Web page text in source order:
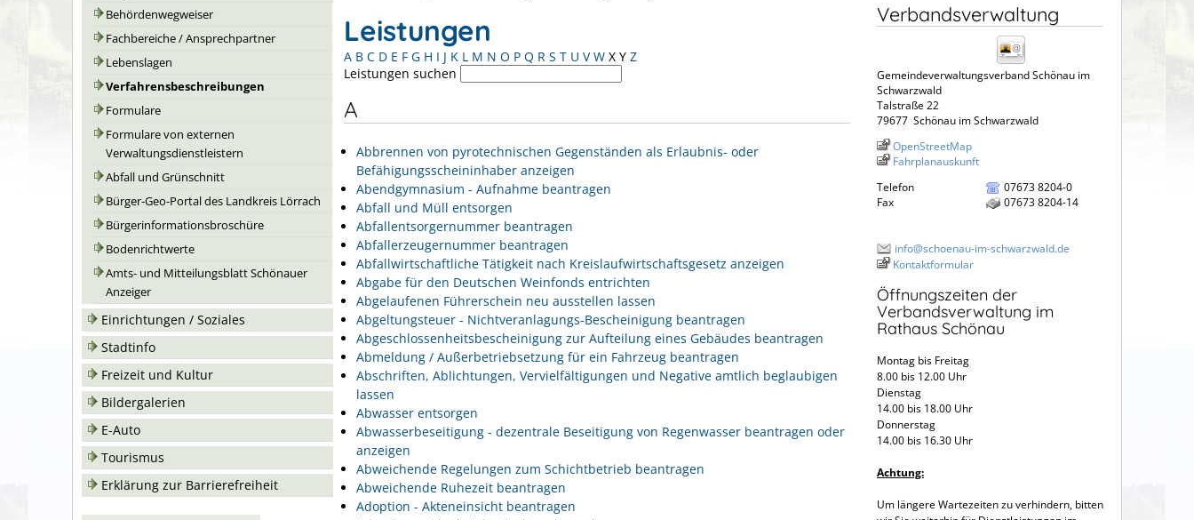
Behördenwegweiser
Fachbereiche / Ansprechpartner
Lebenslagen
Verfahrensbeschreibungen
Formulare
Formulare von externen
Verwaltungsdienstleistern
Abfall und Grünschnitt
Bürger-Geo-Portal des Landkreis Lörrach
Bürgerinformationsbroschüre
Bodenrichtwerte
Amts- und Mitteilungsblatt Schönauer
Anzeiger
Einrichtungen / Soziales
Stadtinfo
Freizeit und Kultur
Bildergalerien
E-Auto
Tourismus
Erklärung zur Barrierefreiheit
Leistungen
A B C D E F G H I J K L M N O P Q R S T U V W X Y Z
Leistungen suchen
A
Abbrennen von pyrotechnischen Gegenständen als Erlaubnis- oder
Befähigungsscheininhaber anzeigen
Abendgymnasium - Aufnahme beantragen
Abfall und Müll entsorgen
Abfallentsorgernummer beantragen
Abfallerzeugernummer beantragen
Abfallwirtschaftliche Tätigkeit nach Kreislaufwirtschaftsgesetz anzeigen
Abgabe für den Deutschen Weinfonds entrichten
Abgelaufenen Führerschein neu ausstellen lassen
Abgeltungsteuer - Nichtveranlagungs-Bescheinigung beantragen
Abgeschlossenheitsbescheinigung zur Aufteilung eines Gebäudes beantragen
Abmeldung / Außerbetriebsetzung für ein Fahrzeug beantragen
Abschriften, Ablichtungen, Vervielfältigungen und Negative amtlich beglaubigen
lassen
Abwasser entsorgen
Abwasserbeseitigung - dezentrale Beseitigung von Regenwasser beantragen oder
anzeigen
Abweichende Regelungen zum Schichtbetrieb beantragen
Abweichende Ruhezeit beantragen
Adoption - Akteneinsicht beantragen
Verbandsverwaltung
Gemeindeverwaltungsverband Schönau im
Schwarzwald
Talstraße 22
79677 Schönau im Schwarzwald
OpenStreetMap
Fahrplanauskunft
Telefon
07673 8204-0
Fax
07673 8204-14
info@schoenau-im-schwarzwald.de
Kontaktformular
Öffnungszeiten der
Verbandsverwaltung im
Rathaus Schönau
Montag bis Freitag
8.00 bis 12.00 Uhr
Dienstag
14.00 bis 18.00 Uhr
Donnerstag
14.00 bis 16.30 Uhr
Achtung:
Um längere Wartezeiten zu verhindern, bitten